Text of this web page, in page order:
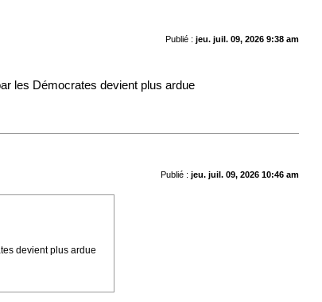
Publié : jeu. juil. 09, 2026 9:38 am
les Démocrates devient plus ardue
Publié : jeu. juil. 09, 2026 10:46 am
devient plus ardue